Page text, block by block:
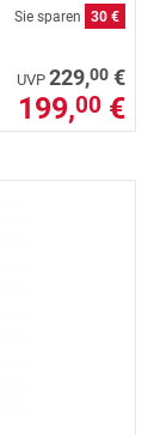
Sie sparen 30 €
UVP 229,00 €
199,00 €